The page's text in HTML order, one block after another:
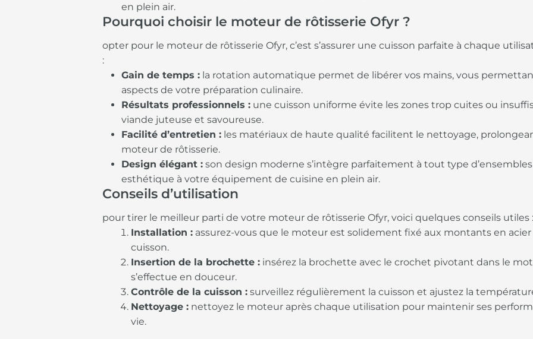
en plein air.
Pourquoi choisir le moteur de rôtisserie Ofyr ?
opter pour le moteur de rôtisserie Ofyr, c’est s’assurer une cuisson parfaite à chaque
:
Gain de temps : la rotation automatique permet de libérer vos mains, vous
aspects de votre préparation culinaire.
Résultats professionnels : une cuisson uniforme évite les zones trop cuites ou
viande juteuse et savoureuse.
Facilité d’entretien : les matériaux de haute qualité facilitent le nettoyage,
moteur de rôtisserie.
Design élégant : son design moderne s’intègre parfaitement à tout type
esthétique à votre équipement de cuisine en plein air.
Conseils d’utilisation
pour tirer le meilleur parti de votre moteur de rôtisserie Ofyr, voici quelques conseils utiles :
Installation : assurez-vous que le moteur est solidement fixé aux montants en
cuisson.
Insertion de la brochette : insérez la brochette avec le crochet pivotant dans le
s’effectue en douceur.
Contrôle de la cuisson : surveillez régulièrement la cuisson et ajustez la
Nettoyage : nettoyez le moteur après chaque utilisation pour maintenir ses
vie.